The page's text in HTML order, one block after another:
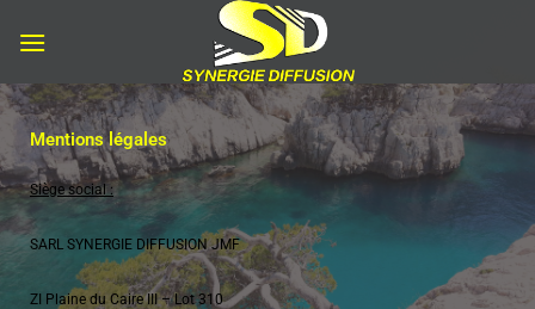
Mentions légales
Siège social :
SARL SYNERGIE DIFFUSION JMF
ZI Plaine du Caire III – Lot 310